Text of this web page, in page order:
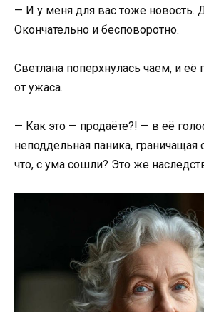
— И у меня для вас тоже новость.
Окончательно и бесповоротно.
Светлана поперхнулась чаем, и её
от ужаса.
— Как это — продаёте?! — в её
неподдельная паника, граничащая
что, с ума сошли? Это же